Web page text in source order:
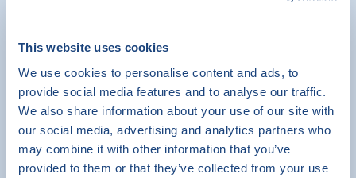
This website uses cookies
We use cookies to personalise content and ads, to
provide social media features and to analyse our traffic.
We also share information about your use of our site with
our social media, advertising and analytics partners who
may combine it with other information that you’ve
provided to them or that they’ve collected from your use
Certificering
Duurzaamheid en milieu
Circulariteit
Branchekeurmerken en erkenningsregelingen